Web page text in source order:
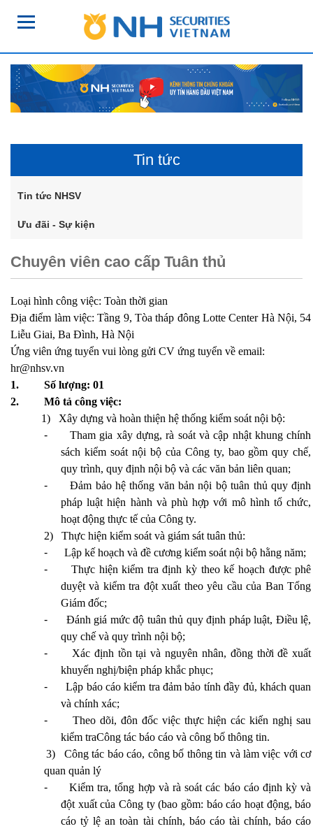
Tin tức
Tin tức NHSV
Ưu đãi - Sự kiện
Chuyên viên cao cấp Tuân thủ
Loại hình công việc: Toàn thời gian
Địa điểm làm việc: Tầng 9, Tòa tháp đông Lotte Center Hà Nội, 54
Liễu Giai, Ba Đình, Hà Nội
Ứng viên ứng tuyển vui lòng gửi CV ứng tuyển về email:
hr@nhsv.vn
1.
Số lượng: 01
2.
Mô tả công việc:
1)
Xây dựng và hoàn thiện hệ thống kiểm soát nội bộ:
-
Tham gia xây dựng, rà soát và cập nhật khung chính
sách kiểm soát nội bộ của Công ty, bao gồm quy chế,
quy trình, quy định nội bộ và các văn bản liên quan;
-
Đảm bảo hệ thống văn bản nội bộ tuân thủ quy định
pháp luật hiện hành và phù hợp với mô hình tổ chức,
hoạt động thực tế của Công ty.
2)
Thực hiện kiểm soát và giám sát tuân thủ:
-
Lập kế hoạch và đề cương kiểm soát nội bộ hằng năm;
-
Thực hiện kiểm tra định kỳ theo kế hoạch được phê
duyệt và kiểm tra đột xuất theo yêu cầu của Ban Tổng
Giám đốc;
-
Đánh giá mức độ tuân thủ quy định pháp luật, Điều lệ,
quy chế và quy trình nội bộ;
-
Xác định tồn tại và nguyên nhân, đồng thời đề xuất
khuyến nghị/biện pháp khắc phục;
-
Lập báo cáo kiểm tra đảm bảo tính đầy đủ, khách quan
và chính xác;
-
Theo dõi, đôn đốc việc thực hiện các kiến nghị sau
kiểm traCông tác báo cáo và công bố thông tin.
3)
Công tác báo cáo, công bố thông tin và làm việc với cơ
quan quản lý
-
Kiểm tra, tổng hợp và rà soát các báo cáo định kỳ và
đột xuất của Công ty (bao gồm: báo cáo hoạt động, báo
cáo tỷ lệ an toàn tài chính, báo cáo tài chính, báo cáo